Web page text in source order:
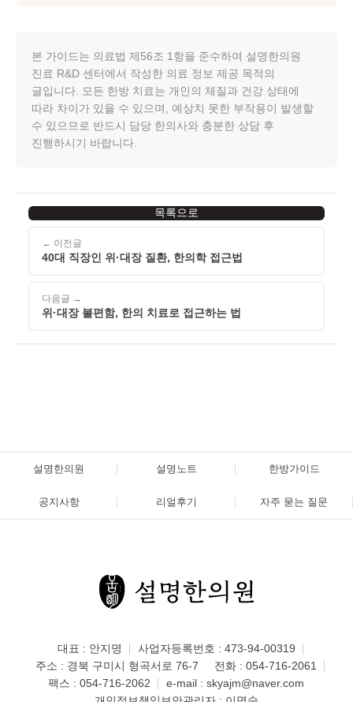
본 가이드는 의료법 제56조 1항을 준수하여 설명한의원
진료 R&D 센터에서 작성한 의료 정보 제공 목적의
글입니다. 모든 한방 치료는 개인의 체질과 건강 상태에
따라 차이가 있을 수 있으며, 예상치 못한 부작용이 발생할
수 있으므로 반드시 담당 한의사와 충분한 상담 후
진행하시기 바랍니다.
← 이전글
40대 직장인 위·대장 질환, 한의학 접근법
목록으로
다음글 →
위·대장 불편함, 한의 치료로 접근하는 법
설명한의원 설명노트 한방가이드
공지사항 리얼후기 자주 묻는 질문
대표 : 안지명
사업자등록번호 : 473-94-00319
주소 : 경북 구미시 형곡서로 76-7
전화 :054-716-2061
팩스 : 054-716-2062
e-mail :skyajm@naver.com